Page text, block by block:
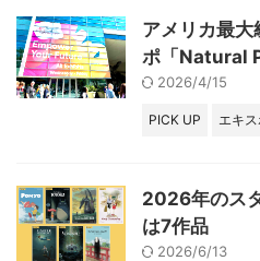
アメリカ最大
ポ「Natural
2026/4/15
PICK UP エキ
2026年のス
は7作品
2026/6/13